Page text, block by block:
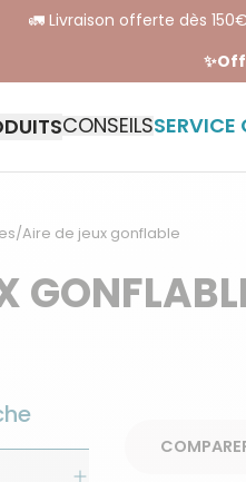
🚛 Livraison offerte dès
CONSEILSSERVICE
/Aire de jeux gonflable